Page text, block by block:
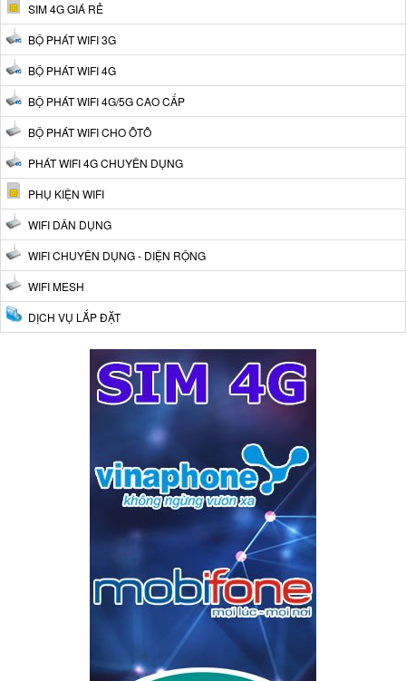
SIM 4G GIÁ RẺ
BỘ PHÁT WIFI 3G
BỘ PHÁT WIFI 4G
BỘ PHÁT WIFI 4G/5G CAO CẤP
BỘ PHÁT WIFI CHO ÔTÔ
PHÁT WIFI 4G CHUYÊN DỤNG
PHỤ KIỆN WIFI
WIFI DÂN DỤNG
WIFI CHUYÊN DỤNG - DIỆN RỘNG
WIFI MESH
DỊCH VỤ LẮP ĐẶT